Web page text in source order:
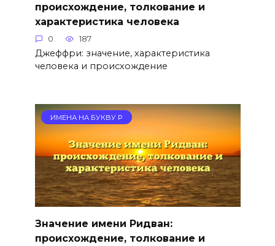
происхождение, толкование и
характеристика человека
0 187
Джеффри: значение, характеристика
человека и происхождение
ИМЕНА НА БУКВУ Р
Значение имени Ридван:
происхождение, толкование и